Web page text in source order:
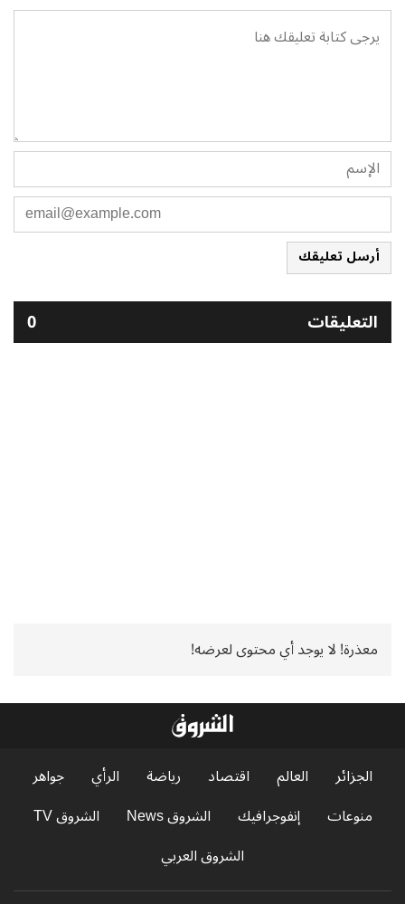
أرسل تعليقك
التعليقات 0
معذرة! لا يوجد أي محتوى لعرضه!
الجزائر العالم اقتصاد رياضة الرأي
جواهر
منوعات
إنفوجرافيك الشروق News
الشروق TV
الشروق العربي